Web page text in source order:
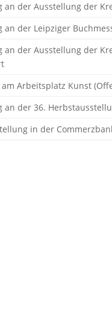
an der Ausstellung der
an der Leipziger
an der Ausstellung der
Arbeitsplatz Kunst
an der 36.
in der